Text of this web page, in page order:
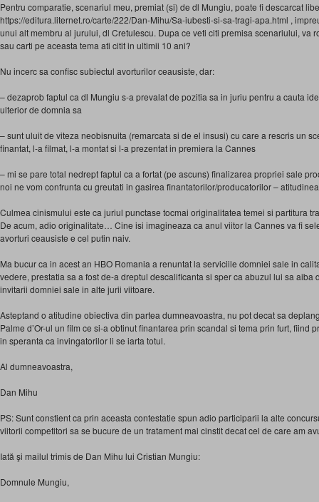
Pentru comparatie, scenariul meu, premiat (si) de dl Mungiu, poate fi descarcat
https://editura.liternet.ro/carte/222/Dan-Mihu/Sa-iubesti-si-sa-tragi-apa.html ,
unui alt membru al jurului, dl Cretulescu. Dupa ce veti citi premisa scenariului, va
sau carti pe aceasta tema ati citit in ultimii 10 ani?
Nu incerc sa confisc subiectul avorturilor ceausiste, dar:
– dezaprob faptul ca dl Mungiu s-a prevalat de pozitia sa in juriu pentru a cauta
ulterior de domnia sa
– sunt uluit de viteza neobisnuita (remarcata si de el insusi) cu care a rescris un
finantat, l-a filmat, l-a montat si l-a prezentat in premiera la Cannes
– mi se pare total nedrept faptul ca a fortat (pe ascuns) finalizarea propriei sale
noi ne vom confrunta cu greutati in gasirea finantatorilor/producatorilor –
Culmea cinismului este ca juriul punctase tocmai originalitatea temei si partitura
De acum, adio originalitate… Cine isi imagineaza ca anul viitor la Cannes va fi
avorturi ceausiste e cel putin naiv.
Ma bucur ca in acest an HBO Romania a renuntat la serviciile domniei sale in
vedere, prestatia sa a fost de-a dreptul descalificanta si sper ca abuzul lui sa aiba
invitarii domniei sale in alte jurii viitoare.
Asteptand o atitudine obiectiva din partea dumneavoastra, nu pot decat sa
Palme d’Or-ul un film ce si-a obtinut finantarea prin scandal si tema prin furt, fiind
in speranta ca invingatorilor li se iarta totul.
Al dumneavoastra,
Dan Mihu
PS: Sunt constient ca prin aceasta contestatie spun adio participarii la alte
viitorii competitori sa se bucure de un tratament mai cinstit decat cel de care am
Iată şi mailul trimis de Dan Mihu lui Cristian Mungiu:
Domnule Mungiu,